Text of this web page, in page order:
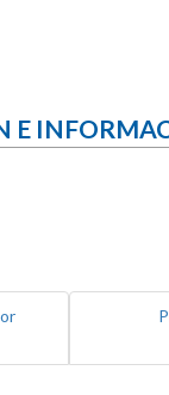
E